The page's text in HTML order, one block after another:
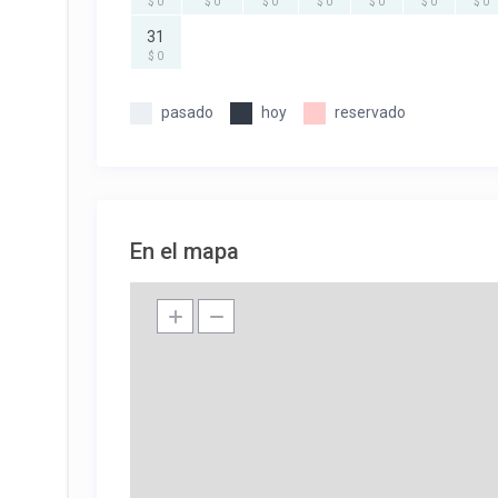
31
$ 0
pasado hoy reservado
En el mapa